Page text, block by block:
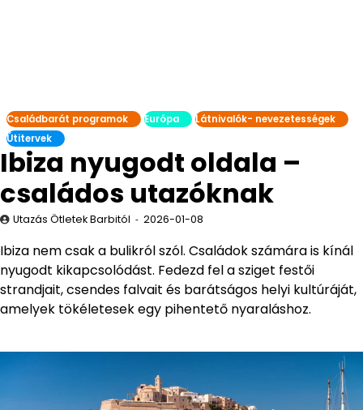
Családbarát programok Európa
Látnivalók- nevezetességek
Útitervek
Ibiza nyugodt oldala –
családos utazóknak
Utazás Ötletek Barbitól 2026-01-08
Ibiza nem csak a bulikról szól. Családok számára is kínál
nyugodt kikapcsolódást. Fedezd fel a sziget festői
strandjait, csendes falvait és barátságos helyi kultúráját,
amelyek tökéletesek egy pihentető nyaraláshoz.